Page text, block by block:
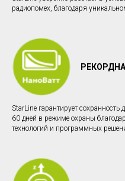
радиопомех, благодаря
StarLine гарантирует сохранность
60 дней в режиме охраны
технологий и программных